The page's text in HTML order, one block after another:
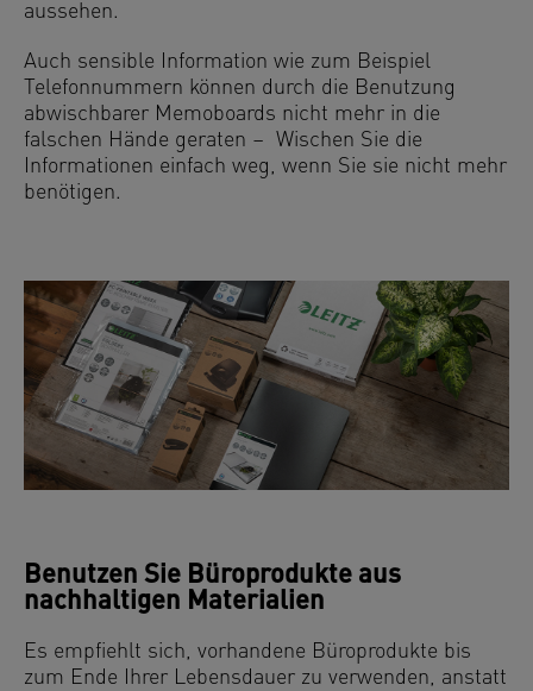
aussehen.
Auch sensible Information wie zum Beispiel
Telefonnummern können durch die Benutzung
abwischbarer Memoboards nicht mehr in die
falschen Hände geraten – Wischen Sie die
Informationen einfach weg, wenn Sie sie nicht mehr
benötigen.
Benutzen Sie Büroprodukte aus
nachhaltigen Materialien
Es empfiehlt sich, vorhandene Büroprodukte bis
zum Ende Ihrer Lebensdauer zu verwenden, anstatt